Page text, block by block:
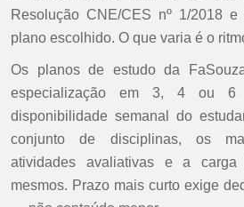
Resolução CNE/CES nº 1/2018
plano escolhido. O que varia é o
Os planos de estudo da
especialização em 3, 4 ou 6
disponibilidade semanal do
conjunto de disciplinas, os
atividades avaliativas e a
mesmos. Prazo mais curto exige